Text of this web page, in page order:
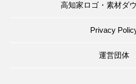
高知家ロゴ・素材ダ
Privacy
運営団体